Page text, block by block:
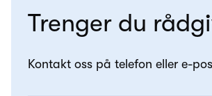
Trenger du
Kontakt oss på telefon eller e-